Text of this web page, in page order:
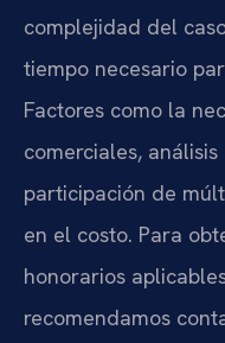
complejidad del
tiempo necesario
Factores como la
comerciales,
participación de
en el costo. Para
honorarios
recomendamos